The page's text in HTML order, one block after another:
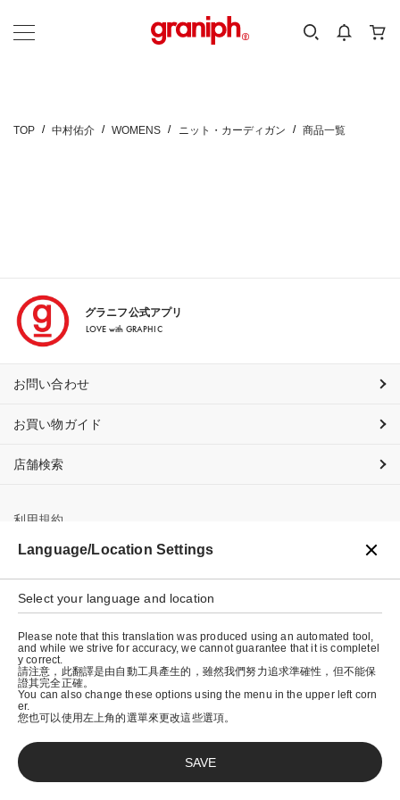
カテゴリーから探す
TOP 中村佑介 WOMENS ニット・カーディガン 商品一覧
グラニフ公式アプリ
LOVE with GRAPHIC
お問い合わせ
お買い物ガイド
店舗検索
利用規約
プライバシーポリシー
特定商取引法に基づく表示
会社概要
© graniph inc.
Language/Location Settings
Select your language and location
Please note that this translation was produced using an automated tool,
and while we strive for accuracy, we cannot guarantee that it is completel
y correct.
請注意，此翻譯是由自動工具產生的，雖然我們努力追求準確性，但不能保
證其完全正確。
You can also change these options using the menu in the upper left corn
er.
您也可以使用左上角的選單來更改這些選項。
SAVE